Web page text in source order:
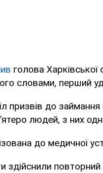
голова Харківської
словами, перший
призвів до
людей, з них
до медичної
здійснили